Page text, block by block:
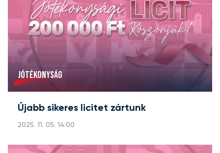
JÓTÉKONYSÁG
Újabb sikeres licitet zártunk
2025. 11. 05. 14:00